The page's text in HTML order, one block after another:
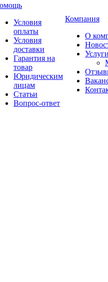
Условия
оплаты
Условия
доставки
Гарантия на
товар
Юридическим
лицам
Статьи
Вопрос-ответ
Компания
О